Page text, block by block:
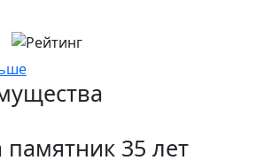
памятник 35 лет